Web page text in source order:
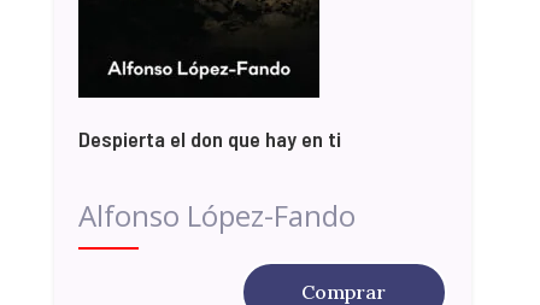
Despierta el don que hay en ti
Alfonso López-Fando
Comprar